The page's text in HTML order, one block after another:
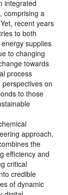
integrated
comprising a
recent years
to both
supplies
to changing
towards
process
on
to those
approach.
the
efficiency and
critical
credible
of dynamic